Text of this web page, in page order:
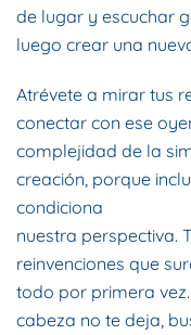
de lugar y escuchar
luego crear una
Atrévete a mirar tus
conectar con ese
complejidad de la
creación, porque
condiciona
nuestra perspectiva.
reinvenciones que
todo por primera
cabeza no te deja,